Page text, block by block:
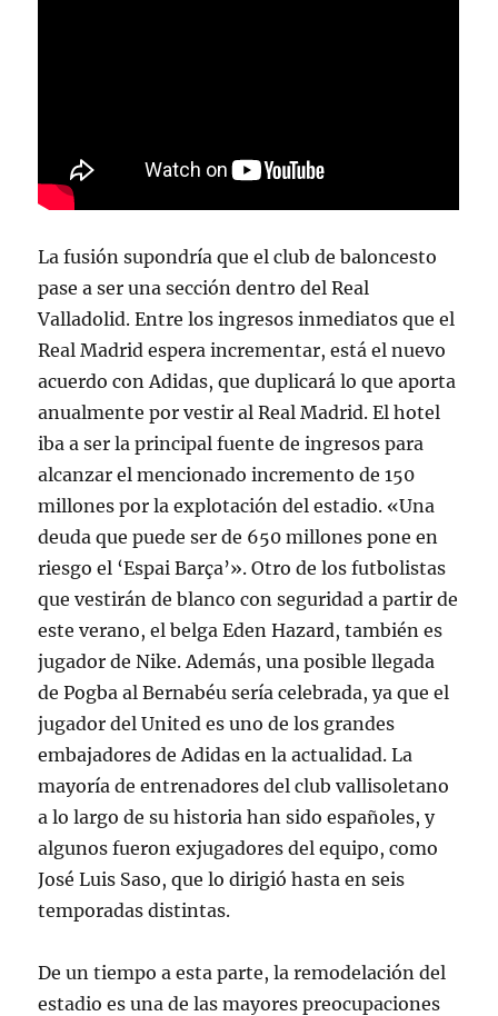
La fusión supondría que el club de baloncesto
pase a ser una sección dentro del Real
Valladolid. Entre los ingresos inmediatos que el
Real Madrid espera incrementar, está el nuevo
acuerdo con Adidas, que duplicará lo que aporta
anualmente por vestir al Real Madrid. El hotel
iba a ser la principal fuente de ingresos para
alcanzar el mencionado incremento de 150
millones por la explotación del estadio. «Una
deuda que puede ser de 650 millones pone en
riesgo el ‘Espai Barça’». Otro de los futbolistas
que vestirán de blanco con seguridad a partir de
este verano, el belga Eden Hazard, también es
jugador de Nike. Además, una posible llegada
de Pogba al Bernabéu sería celebrada, ya que el
jugador del United es uno de los grandes
embajadores de Adidas en la actualidad. La
mayoría de entrenadores del club vallisoletano
a lo largo de su historia han sido españoles, y
algunos fueron exjugadores del equipo, como
José Luis Saso, que lo dirigió hasta en seis
temporadas distintas.
De un tiempo a esta parte, la remodelación del
estadio es una de las mayores preocupaciones